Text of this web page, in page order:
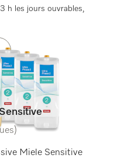
h les jours ouvrables,
Miele Sensitive